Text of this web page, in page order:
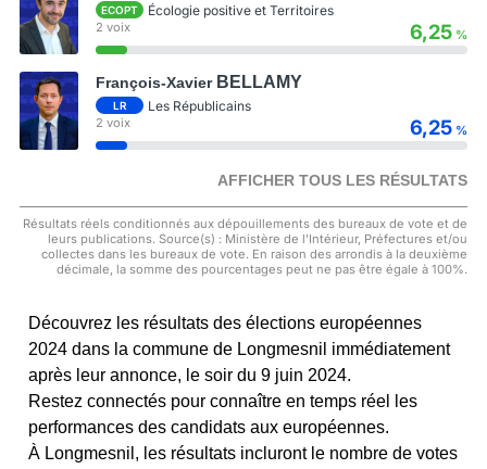
ECOPT Écologie positive et Territoires
2 voix 6,25 %
François-Xavier BELLAMY
LR Les Républicains
2 voix 6,25 %
AFFICHER TOUS LES RÉSULTATS
Résultats réels conditionnés aux dépouillements des bureaux de vote et de
leurs publications. Source(s) : Ministère de l'Intérieur, Préfectures et/ou
collectes dans les bureaux de vote. En raison des arrondis à la deuxième
décimale, la somme des pourcentages peut ne pas être égale à 100%.
Découvrez les résultats des élections européennes
2024 dans la commune de Longmesnil immédiatement
après leur annonce, le soir du 9 juin 2024.
Restez connectés pour connaître en temps réel les
performances des candidats aux européennes.
À Longmesnil, les résultats incluront le nombre de votes